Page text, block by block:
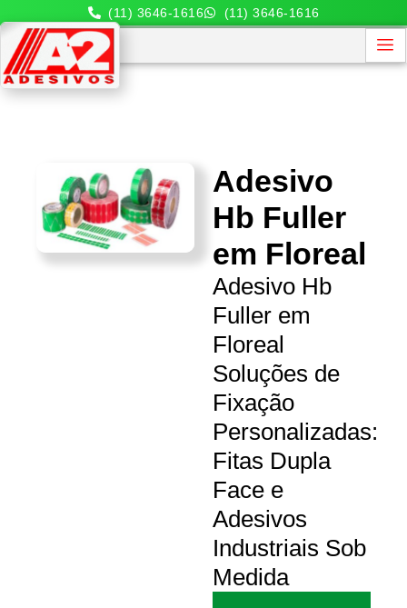
(11) 3646-1616 (11) 3646-1616
Adesivo
Hb Fuller
em Floreal
Adesivo Hb
Fuller em
Floreal
Soluções de
Fixação
Personalizadas:
Fitas Dupla
Face e
Adesivos
Industriais Sob
Medida